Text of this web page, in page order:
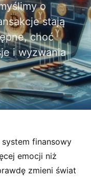
o
stają
choć
i wyzwania
system finansowy​
emocji niż
zmieni świat